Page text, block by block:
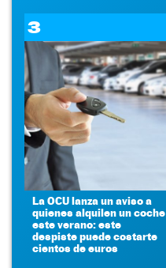
3
La OCU lanza un aviso a
quienes alquilen un coche
este verano: este
despiste puede costarte
cientos de euros